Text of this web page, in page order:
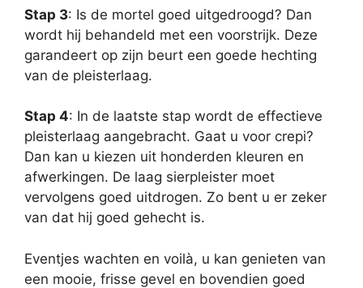
Stap 3: Is de mortel goed uitgedroogd? Dan
wordt hij behandeld met een voorstrijk. Deze
garandeert op zijn beurt een goede hechting
van de pleisterlaag.
Stap 4: In de laatste stap wordt de effectieve
pleisterlaag aangebracht. Gaat u voor crepi?
Dan kan u kiezen uit honderden kleuren en
afwerkingen. De laag sierpleister moet
vervolgens goed uitdrogen. Zo bent u er zeker
van dat hij goed gehecht is.
Eventjes wachten en voilà, u kan genieten van
een mooie, frisse gevel en bovendien goed